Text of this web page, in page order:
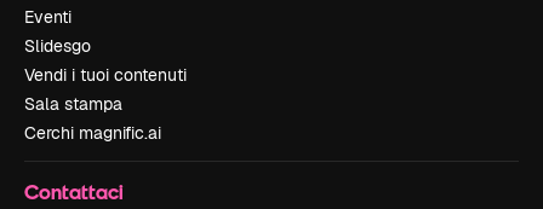
Eventi
Slidesgo
Vendi i tuoi contenuti
Sala stampa
Cerchi magnific.ai
Contattaci